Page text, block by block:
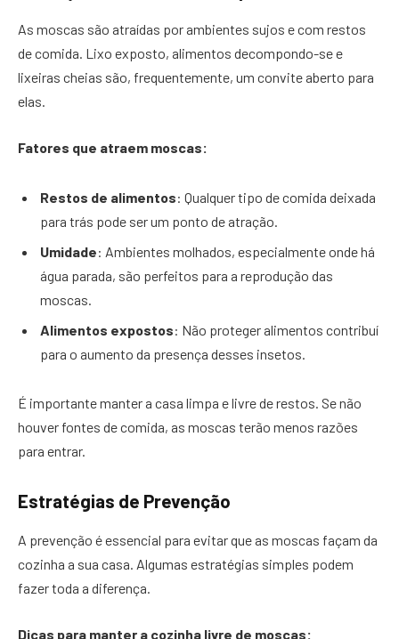
As moscas são atraídas por ambientes sujos e com restos
de comida. Lixo exposto, alimentos decompondo-se e
lixeiras cheias são, frequentemente, um convite aberto para
elas.
Fatores que atraem moscas:
Restos de alimentos: Qualquer tipo de comida deixada
para trás pode ser um ponto de atração.
Umidade: Ambientes molhados, especialmente onde há
água parada, são perfeitos para a reprodução das
moscas.
Alimentos expostos: Não proteger alimentos contribuí
para o aumento da presença desses insetos.
É importante manter a casa limpa e livre de restos. Se não
houver fontes de comida, as moscas terão menos razões
para entrar.
Estratégias de Prevenção
A prevenção é essencial para evitar que as moscas façam da
cozinha a sua casa. Algumas estratégias simples podem
fazer toda a diferença.
Dicas para manter a cozinha livre de moscas: